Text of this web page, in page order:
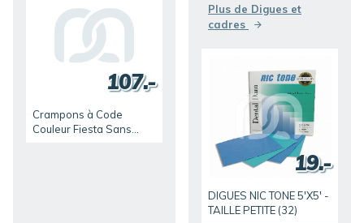
Crampons à Code
Couleur Fiesta Sans
107.-
Plus de Digues et
cadres
DIGUES NIC TONE 5'X5' -
TAILLE PETITE (32)
19.-